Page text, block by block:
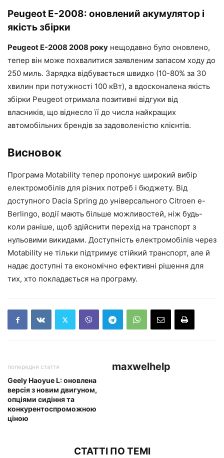
Peugeot E-2008: оновлений акумулятор і
якість збірки
Peugeot E-2008 2008 року нещодавно було оновлено,
тепер він може похвалитися заявленим запасом ходу до
250 миль. Зарядка відбувається швидко (10-80% за 30
хвилин при потужності 100 кВт), а вдосконалена якість
збірки Peugeot отримала позитивні відгуки від
власників, що віднесло її до числа найкращих
автомобільних брендів за задоволеністю клієнтів.
Висновок
Програма Motability тепер пропонує широкий вибір
електромобілів для різних потреб і бюджету. Від
доступного Dacia Spring до універсального Citroen e-
Berlingo, водії мають більше можливостей, ніж будь-
коли раніше, щоб здійснити перехід на транспорт з
нульовими викидами. Доступність електромобілів через
Motability не тільки підтримує стійкий транспорт, але й
надає доступні та економічно ефективні рішення для
тих, хто покладається на програму.
попередня стаття
Geely Haoyue L: оновлена
версія з новим двигуном,
опціями сидіння та
конкурентоспроможною
ціною
maxwelhelp
СТАТТІ ПО ТЕМІ